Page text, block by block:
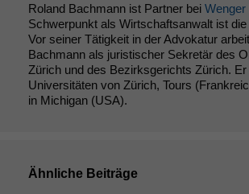
Roland Bachmann ist Partner bei Wenger
Schwerpunkt als Wirtschaftsanwalt ist
Vor seiner Tätigkeit in der Advokatur
Bachmann als juristischer Sekretär des
Zürich und des Bezirksgerichts Zürich.
Universitäten von Zürich, Tours
in Michigan (USA).
Ähnliche Beiträge